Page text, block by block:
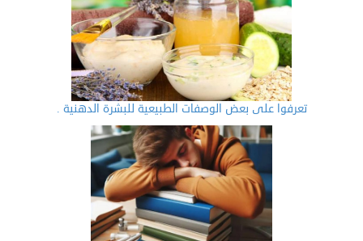
تعرفوا على بعض الوصفات الطبيعية للبشرة الدهنية .